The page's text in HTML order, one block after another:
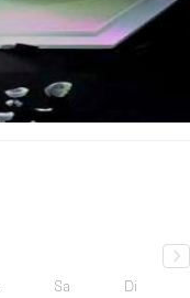
Sa
Di